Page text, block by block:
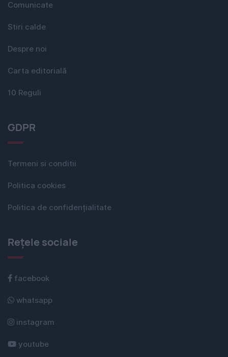
Comunicate
Stiri calde
Despre noi
Carta editorială
10 Reguli
GDPR
Termeni si conditii
Politica cookies
Politica de confidențialitate
Rețele sociale
facebook
whatsapp
instagram
youtube